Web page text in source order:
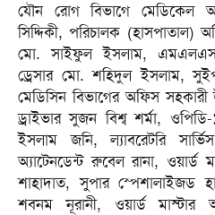
যৌন রোগ বিভাগে মেডিকেল
সিদ্দিকী, পরিচালক (হাসপাতাল)
মো. সাইফুল ইসলাম,
ড্রেসার মো. শহিদুল ইসলাম,
মেডিসিন বিভাগের অফিস সহকারী
ড্রাইভার সুজন বিশ্ব শর্মা,
ইসলাম জনি, ল্যাবরেটরি
অ্যাটেনডেন্ট রুবেল রানা,
শাহাদাত, সুপার স্পেশালাইজড
শবনম নূরানী, ওয়ার্ড